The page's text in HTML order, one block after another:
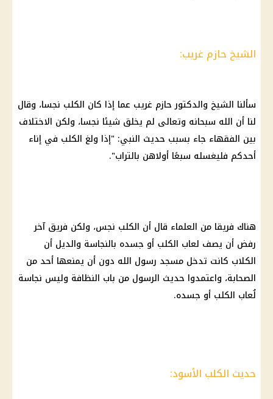
الشيخ حازم غريب:
سألنا الشيخ والدكتور حازم غريب عما إذا كان الكلب نجسا، وقال
لنا أن الله سبحانه وتعالى لم يخلق شيئا نجسا، ولكن الاختلاف
بين الفقهاء جاء بسبب حديث النبي: "إذا ولغ الكلب في إناء
أحدكم فليغسله سبعًا أولاهن بالتراب".
هناك فريقا من العلماء قال أن الكلب نجس، ولكن فريق آخر
رفض أن يصف لعاب الكلب أو جسده بالنجاسة والديل أن
الكلاب كانت تدخل مسجد رسول الله دون أن يمنعها أحد من
الصحابة، واعتمدوا حديث الرسول من باب النظافة وليس نجاسة
لُعاب الكلب أو جسده.
حديث الكلب الأسود: